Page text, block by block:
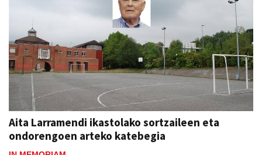
Aita Larramendi ikastolako sortzaileen eta
ondorengoen arteko katebegia